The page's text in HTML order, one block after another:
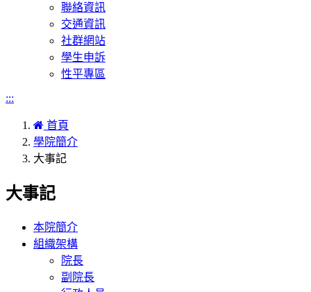
聯絡資訊
交通資訊
社群網站
學生申訴
性平專區
:::
首頁
學院簡介
大事記
大事記
本院簡介
組織架構
院長
副院長